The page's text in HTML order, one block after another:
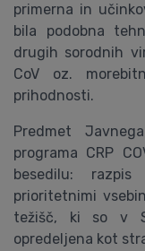
primerna in
bila podobna
drugih sorodnih
CoV oz.
prihodnosti.
Predmet
programa CRP
besedilu:
prioritetnimi
težišč, ki so v
opredeljena kot